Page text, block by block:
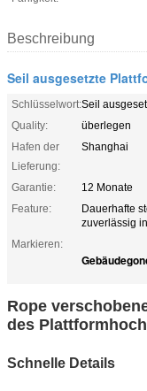
Beschreibung
Seil ausgesetzte
Schlüsselwort:Seil
Quality:
überlegen
Hafen der
Lieferung:
Shanghai
Garantie:
12 Monate
Feature:
Dauerhafte
zuverlässig
Markieren:
Rope
des
Schnelle Details